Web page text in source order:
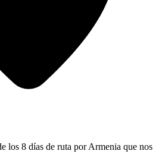
los 8 días de ruta por Armenia que nos